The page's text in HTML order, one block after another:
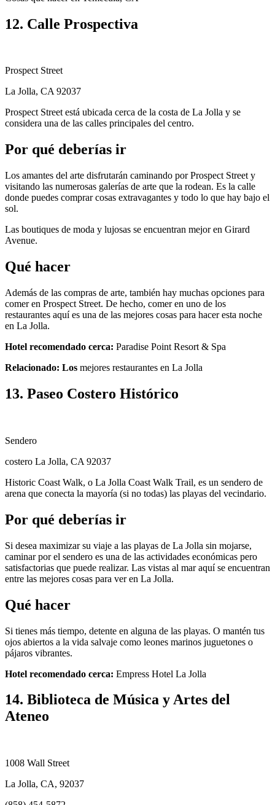
12. Calle Prospectiva
Prospect Street
La Jolla, CA 92037
Prospect Street está ubicada cerca de la costa de La Jolla y se
considera una de las calles principales del centro.
Por qué deberías ir
Los amantes del arte disfrutarán caminando por Prospect Street y
visitando las numerosas galerías de arte que la rodean. Es la calle
donde puedes comprar cosas extravagantes y todo lo que hay bajo el
sol.
Las boutiques de moda y lujosas se encuentran mejor en Girard
Avenue.
Qué hacer
Además de las compras de arte, también hay muchas opciones para
comer en Prospect Street. De hecho, comer en uno de los
restaurantes aquí es una de las mejores cosas para hacer esta noche
en La Jolla.
Hotel recomendado cerca: Paradise Point Resort & Spa
Relacionado: Los mejores restaurantes en La Jolla
13. Paseo Costero Histórico
Sendero
costero La Jolla, CA 92037
Historic Coast Walk, o La Jolla Coast Walk Trail, es un sendero de
arena que conecta la mayoría (si no todas) las playas del vecindario.
Por qué deberías ir
Si desea maximizar su viaje a las playas de La Jolla sin mojarse,
caminar por el sendero es una de las actividades económicas pero
satisfactorias que puede realizar. Las vistas al mar aquí se encuentran
entre las mejores cosas para ver en La Jolla.
Qué hacer
Si tienes más tiempo, detente en alguna de las playas. O mantén tus
ojos abiertos a la vida salvaje como leones marinos juguetones o
pájaros vibrantes.
Hotel recomendado cerca: Empress Hotel La Jolla
14. Biblioteca de Música y Artes del
Ateneo
1008 Wall Street
La Jolla, CA, 92037